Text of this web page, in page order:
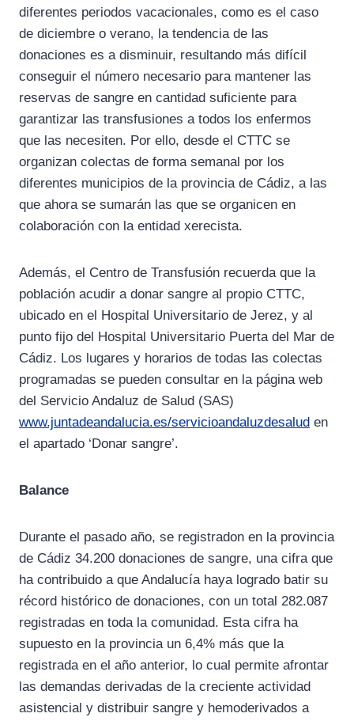
diferentes periodos vacacionales, como es el caso
de diciembre o verano, la tendencia de las
donaciones es a disminuir, resultando más difícil
conseguir el número necesario para mantener las
reservas de sangre en cantidad suficiente para
garantizar las transfusiones a todos los enfermos
que las necesiten. Por ello, desde el CTTC se
organizan colectas de forma semanal por los
diferentes municipios de la provincia de Cádiz, a las
que ahora se sumarán las que se organicen en
colaboración con la entidad xerecista.
Además, el Centro de Transfusión recuerda que la
población acudir a donar sangre al propio CTTC,
ubicado en el Hospital Universitario de Jerez, y al
punto fijo del Hospital Universitario Puerta del Mar de
Cádiz. Los lugares y horarios de todas las colectas
programadas se pueden consultar en la página web
del Servicio Andaluz de Salud (SAS)
www.juntadeandalucia.es/servicioandaluzdesalud en
el apartado ‘Donar sangre’.
Balance
Durante el pasado año, se registradon en la provincia
de Cádiz 34.200 donaciones de sangre, una cifra que
ha contribuido a que Andalucía haya logrado batir su
récord histórico de donaciones, con un total 282.087
registradas en toda la comunidad. Esta cifra ha
supuesto en la provincia un 6,4% más que la
registrada en el año anterior, lo cual permite afrontar
las demandas derivadas de la creciente actividad
asistencial y distribuir sangre y hemoderivados a